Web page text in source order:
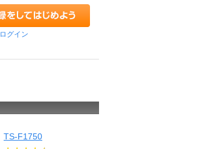
ログイン
TS-F1750